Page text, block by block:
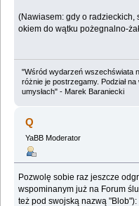
(Nawiasem: gdy o radzieckich,
okiem do wątku pożegnalno-
"Wśród wydarzeń wszechświata
różnie je postrzegamy. Podział
umysłach" - Marek Baraniecki
Q
YaBB Moderator
Pozwolę sobie raz jeszcze
wspominanym już na Forum
też pod swojską nazwą "Blob"):